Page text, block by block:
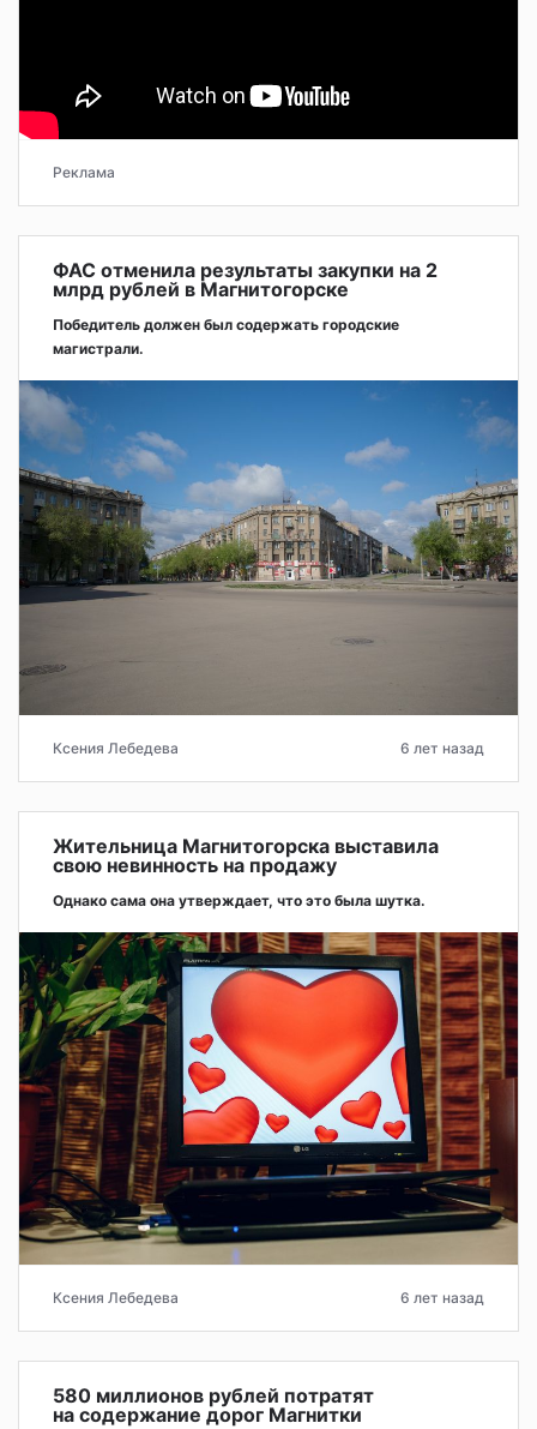
Реклама
ФАС отменила результаты закупки на 2
млрд рублей в Магнитогорске
Победитель должен был содержать городские
магистрали.
Ксения Лебедева 6 лет назад
Жительница Магнитогорска выставила
свою невинность на продажу
Однако сама она утверждает, что это была шутка.
Ксения Лебедева 6 лет назад
580 миллионов рублей потратят
на содержание дорог Магнитки